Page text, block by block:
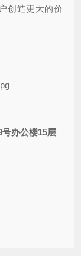
创造更大的价
办公楼15层